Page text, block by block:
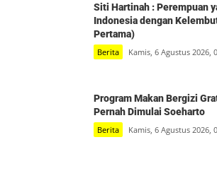
Siti Hartinah : Perempuan
Indonesia dengan
Pertama)
Berita Kamis, 6 Agustus 2026,
Program Makan Bergizi
Pernah Dimulai Soeharto
Berita Kamis, 6 Agustus 2026,